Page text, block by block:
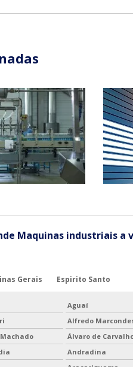
Maquinas industriais a
Gerais Espirito Santo
Aguaí
Alfredo
Álvaro de
Andradina